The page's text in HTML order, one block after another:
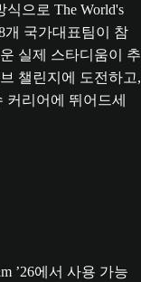
으로 The World's
개 국가대표팀이 참
실제 스타디움이 추
챌린지에 도전하고,
리어에 뛰어드세
’26에서 사용 가능